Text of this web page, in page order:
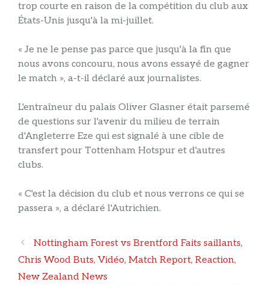
trop courte en raison de la compétition du club aux
États-Unis jusqu'à la mi-juillet.
« Je ne le pense pas parce que jusqu'à la fin que
nous avons concouru, nous avons essayé de gagner
le match », a-t-il déclaré aux journalistes.
L'entraîneur du palais Oliver Glasner était parsemé
de questions sur l'avenir du milieu de terrain
d'Angleterre Eze qui est signalé à une cible de
transfert pour Tottenham Hotspur et d'autres
clubs.
« C'est la décision du club et nous verrons ce qui se
passera », a déclaré l'Autrichien.
Navigation
des
articles
Nottingham Forest vs Brentford Faits saillants,
Chris Wood Buts, Vidéo, Match Report, Reaction,
New Zealand News